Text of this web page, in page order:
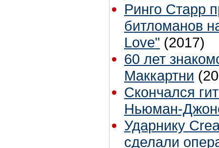
Ринго Старр
битломанов
Love" (2017)
60 лет
Маккартни
Скончался
Ньюман-
Ударнику
сделали